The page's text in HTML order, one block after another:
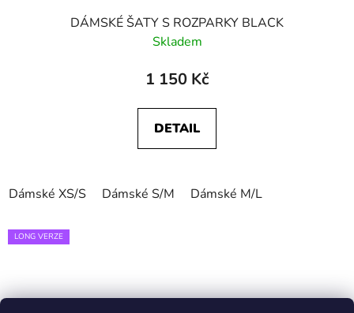
DÁMSKÉ ŠATY S ROZPARKY BLACK
Skladem
1 150 Kč
DETAIL
Dámské XS/S Dámské S/M Dámské M/L
LONG VERZE